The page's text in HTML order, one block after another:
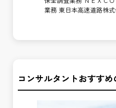
業務 東日本高速道路株
コンサルタントおすすめ